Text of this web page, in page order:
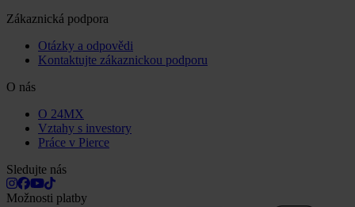
Zákaznická podpora
Otázky a odpovědi
Kontaktujte zákaznickou podporu
O nás
O 24MX
Vztahy s investory
Práce v Pierce
Sledujte nás
Možnosti platby